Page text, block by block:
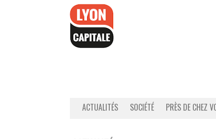
ACTUALITÉS SOCIÉTÉ PRÈS DE CHEZ